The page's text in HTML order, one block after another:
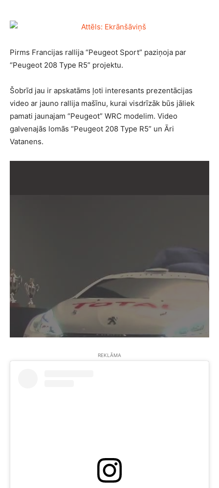
Pirms Francijas rallija “Peugeot Sport” paziņoja par
“Peugeot 208 Type R5” projektu.
Šobrīd jau ir apskatāms ļoti interesants prezentācijas
video ar jauno rallija mašīnu, kurai visdrīzāk būs jāliek
pamati jaunajam “Peugeot” WRC modelim. Video
galvenajās lomās “Peugeot 208 Type R5” un Āri
Vatanens.
REKLĀMA